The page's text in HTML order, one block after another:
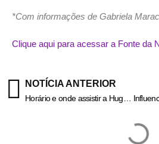
*Com informações de Gabriela
Clique aqui para acessar a Fonte da
NOTÍCIA ANTERIOR